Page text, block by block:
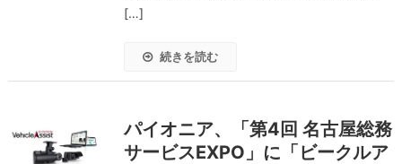
[…]
続きを読む
パイオニア、「第4回 名古屋総務
サービスEXPO」に「ビークルア